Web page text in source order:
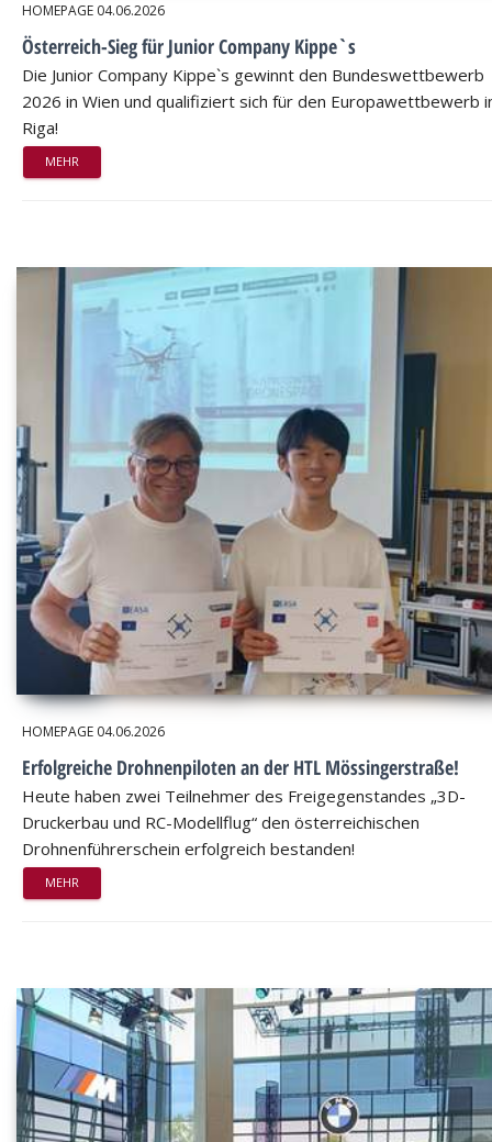
HOMEPAGE 04.06.2026
Österreich-Sieg für Junior Company Kippe`s
Die Junior Company Kippe`s gewinnt den Bundeswettbewerb
2026 in Wien und qualifiziert sich für den Europawettbewerb
Riga!
MEHR
HOMEPAGE 04.06.2026
Erfolgreiche Drohnenpiloten an der HTL Mössingerstraße!
Heute haben zwei Teilnehmer des Freigegenstandes „3D-
Druckerbau und RC-Modellflug“ den österreichischen
Drohnenführerschein erfolgreich bestanden!
MEHR